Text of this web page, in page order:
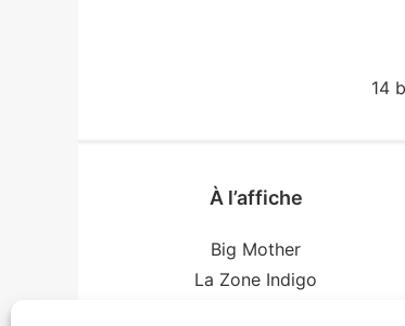
14
À l’affiche
Big Mother
La Zone Indigo